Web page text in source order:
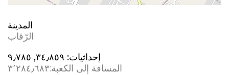
المدينة
الرّقاب
إحداثيات: ٣٤٫٨٥٩, ٩٫٧٨٥
المسافة إلى الكعبة:٣٬٢٨٤٫٦٨٣